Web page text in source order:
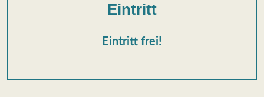
Eintritt
Eintritt frei!